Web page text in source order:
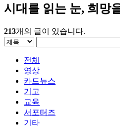
시대를 읽는 눈, 희망
213개의 글이 있습니다.
전체
영상
카드뉴스
기고
교육
서포터즈
기타